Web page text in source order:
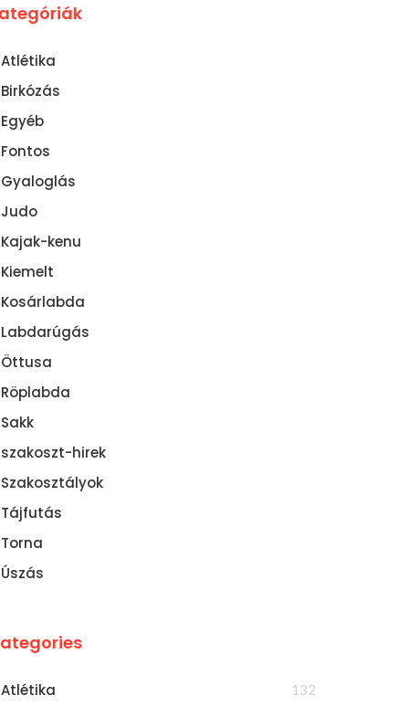
Atlétika
Birkózás
Egyéb
Fontos
Gyaloglás
Judo
Kajak-kenu
Kiemelt
Kosárlabda
Labdarúgás
Öttusa
Röplabda
Sakk
szakoszt-hirek
Szakosztályok
Tájfutás
Torna
Úszás
Atlétika 132